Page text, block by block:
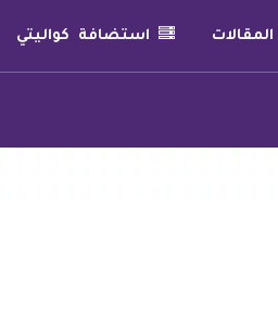
المقالات استضافة كواليتي